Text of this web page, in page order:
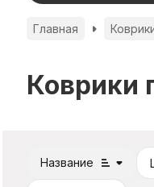
Главная
Коврики
Название